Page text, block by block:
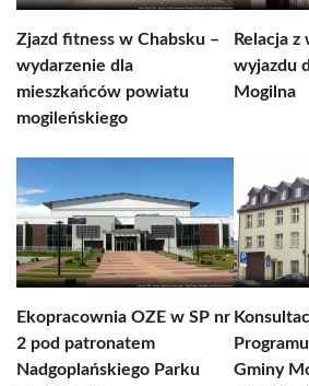
Zjazd fitness w Chabsku –
wydarzenie dla
mieszkańców powiatu
mogileńskiego
Relacja
wyjazdu
Mogilna
Ekopracownia OZE w SP nr
2 pod patronatem
Nadgoplańskiego Parku
Gminy